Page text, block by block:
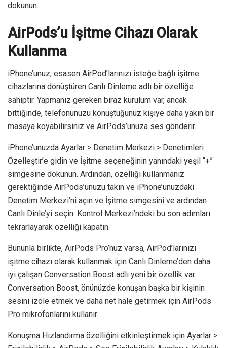
dokunun.
AirPods’u İşitme Cihazı Olarak
Kullanma
iPhone’unuz, esasen AirPod’larınızı isteğe bağlı işitme
cihazlarına dönüştüren Canlı Dinleme adlı bir özelliğe
sahiptir. Yapmanız gereken biraz kurulum var, ancak
bittiğinde, telefonunuzu konuştuğunuz kişiye daha yakın bir
masaya koyabilirsiniz ve AirPods’unuza ses gönderir.
iPhone’unuzda Ayarlar > Denetim Merkezi > Denetimleri
Özelleştir’e gidin ve İşitme seçeneğinin yanındaki yeşil “+”
simgesine dokunun. Ardından, özelliği kullanmanız
gerektiğinde AirPods’unuzu takın ve iPhone’unuzdaki
Denetim Merkezi’ni açın ve İşitme simgesini ve ardından
Canlı Dinle’yi seçin. Kontrol Merkezi’ndeki bu son adımları
tekrarlayarak özelliği kapatın.
Bununla birlikte, AirPods Pro’nuz varsa, AirPod’larınızı
işitme cihazı olarak kullanmak için Canlı Dinleme’den daha
iyi çalışan Conversation Boost adlı yeni bir özellik var.
Conversation Boost, önünüzde konuşan başka bir kişinin
sesini izole etmek ve daha net hale getirmek için AirPods
Pro mikrofonlarını kullanır.
Konuşma Hızlandırma özelliğini etkinleştirmek için Ayarlar >